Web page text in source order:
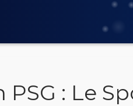
PSG : Le